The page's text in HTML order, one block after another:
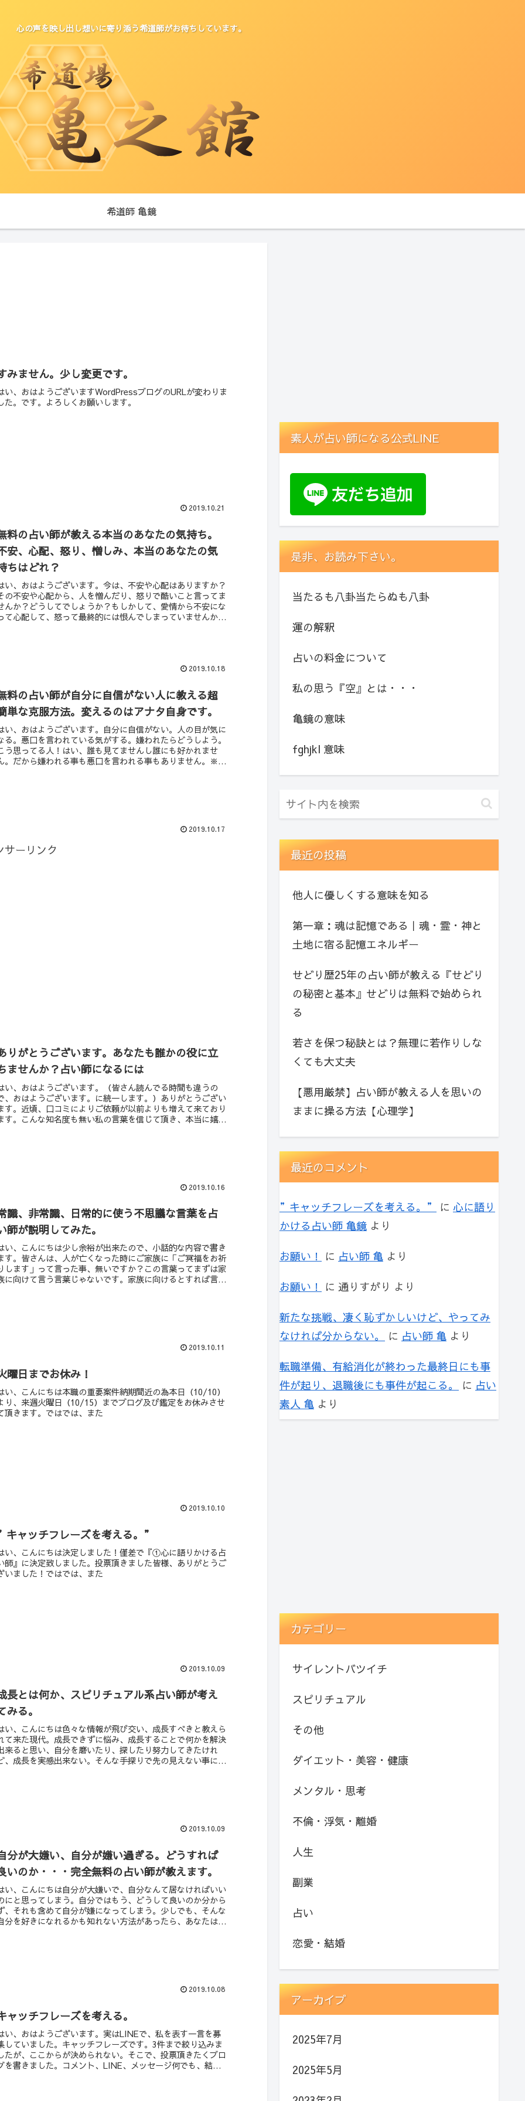
心の声を映し出し想いに寄り添う希道師がお待ちしています。
希道師 亀鏡
みません。少し変更です。
い、おはようございますWordPressブログのURLが変わりま
た。です。よろしくお願いします。
2019.10.21
料の占い師が教える本当のあなたの気持ち。
安、心配、怒り、憎しみ、本当のあなたの気
ちはどれ？
い、おはようございます。今は、不安や心配はありますか？
の不安や心配から、人を憎んだり、怒りで酷いこと言ってま
んか？どうしてでしょうか？もしかして、愛情から不安にな
て心配して、怒って最終的には恨んでしまっていませんか？
2019.10.18
料の占い師が自分に自信がない人に教える超
単な克服方法。変えるのはアナタ自身です。
い、おはようございます。自分に自信がない。人の目が気に
る。悪口を言われている気がする。嫌われたらどうしよう。
う思ってる人！はい、誰も見てませんし誰にも好かれませ
。だから嫌われる事も悪口を言われる事もありません。※ま
2019.10.17
サーリンク
りがとうございます。あなたも誰かの役に立
ませんか？占い師になるには
い、おはようございます。（皆さん読んでる時間も違うの
、おはようございます。に統一します。）ありがとうござい
す。近頃、口コミによりご依頼が以前よりも増えて来ており
す。こんな知名度も無い私の言葉を信じて頂き、本当に嬉し
2019.10.16
識、非常識、日常的に使う不思議な言葉を占
師が説明してみた。
い、こんにちは少し余裕が出来たので、小話的な内容で書き
す。皆さんは、人が亡くなった時にご家族に「ご冥福をお祈
します」って言った事、無いですか？この言葉ってまずは家
に向けて言う言葉じゃないです。家族に向けるとすれば言う
2019.10.11
曜日までお休み！
い、こんにちは本職の重要案件納期間近の為本日（10/10）
り、来週火曜日（10/15）までブログ及び鑑定をお休みさせ
頂きます。ではでは、また
2019.10.10
ャッチフレーズを考える。”
い、こんにちは決定しました！僅差で『①心に語りかける占
師』に決定致しました。投票頂きました皆様、ありがとうご
いました！ではでは、また
2019.10.09
長とは何か、スピリチュアル系占い師が考え
みる。
い、こんにちは色々な情報が飛び交い、成長すべきと教えら
て来た現代。成長できずに悩み、成長することで何かを解決
来ると思い、自分を磨いたり、探したり努力してきたけれ
、成長を実感出来ない。そんな手探りで先の見えない事に、
2019.10.09
分が大嫌い、自分が嫌い過ぎる。どうすれば
いのか・・・完全無料の占い師が教えます。
い、こんにちは自分が大嫌いで、自分なんて居なければいい
にと思ってしまう。自分ではもう、どうして良いのか分から
、それも含めて自分が嫌になってしまう。少しでも、そんな
分を好きになれるかも知れない方法があったら、あなたは知
2019.10.08
ャッチフレーズを考える。
い、おはようございます。実はLINEで、私を表す一言を募
していました。キャッチフレーズです。3件まで絞り込みま
たが、ここからが決められない。そこで、投票頂きたくブロ
を書きました。コメント、LINE、メッセージ何でも、結構
素人が占い師になる公式LINE
是非、お読み下さい。
当たるも八卦当たらぬも八卦
運の解釈
占いの料金について
私の思う『空』とは・・・
亀鏡の意味
fghjkl 意味
最近の投稿
他人に優しくする意味を知る
第一章：魂は記憶である｜魂・霊・神と
土地に宿る記憶エネルギー
せどり歴25年の占い師が教える『せどり
の秘密と基本』せどりは無料で始められ
る
若さを保つ秘訣とは？無理に若作りしな
くても大丈夫
【悪用厳禁】占い師が教える人を思いの
ままに操る方法【心理学】
最近のコメント
”キャッチフレーズを考える。” に 心に語り
かける占い師 亀鏡 より
お願い！ に 占い師 亀 より
お願い！ に 通りすがり より
新たな挑戦、凄く恥ずかしいけど、やってみ
なければ分からない。
に 占い師 亀 より
転職準備、有給消化が終わった最終日にも事
件が起り、退職後にも事件が起こる。
に 占い
素人 亀 より
カテゴリー
サイレントバツイチ
スピリチュアル
その他
ダイエット・美容・健康
メンタル・思考
不倫・浮気・離婚
人生
副業
占い
恋愛・結婚
アーカイブ
2025年7月
2025年5月